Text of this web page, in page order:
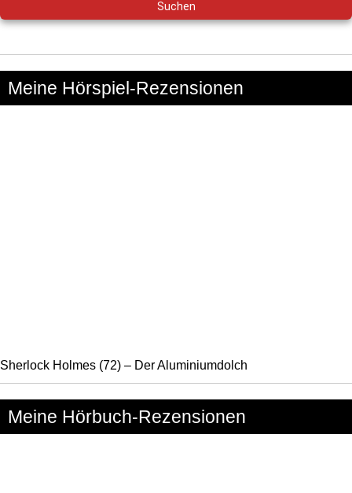
Meine Hörspiel-Rezensionen
Sherlock Holmes (72) – Der Aluminiumdolch
Meine Hörbuch-Rezensionen